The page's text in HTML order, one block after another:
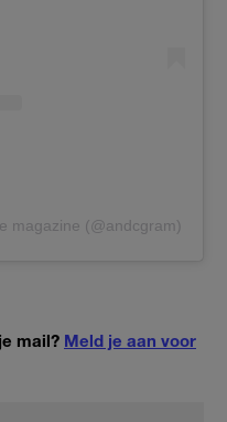
magazine (@andcgram)
mail? Meld je aan voor